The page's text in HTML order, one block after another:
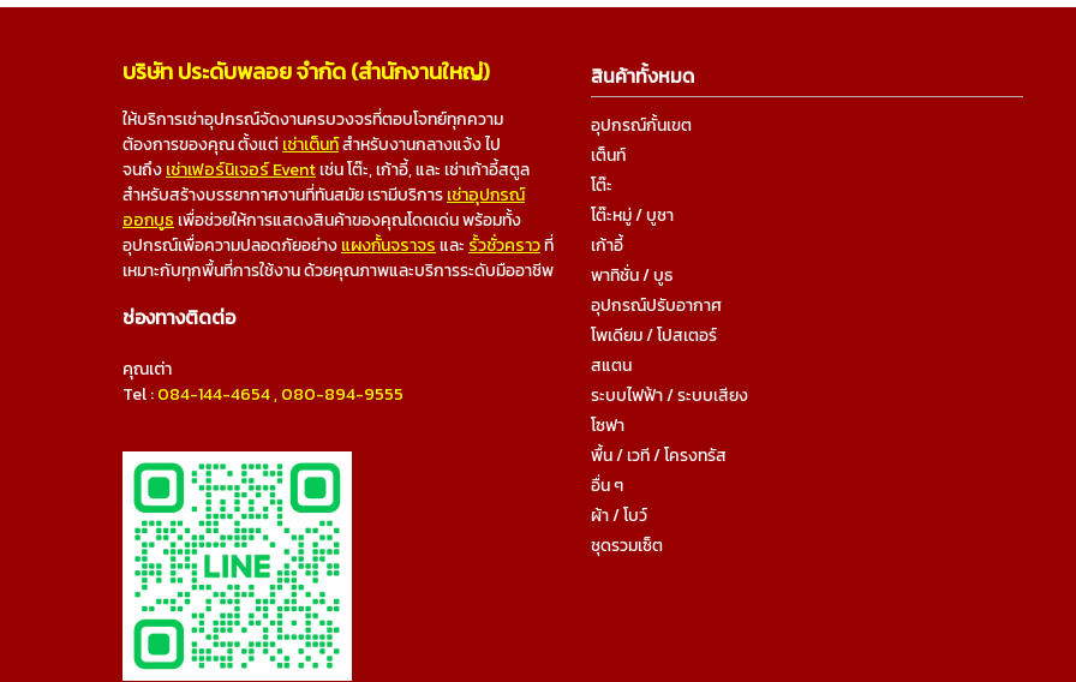
บริษัท ประดับพลอย จำกัด (สำนักงานใหญ่)
ให้บริการเช่าอุปกรณ์จัดงานครบวงจรที่ตอบโจทย์ทุกความ
ต้องการของคุณ ตั้งแต่เช่าเต็นท์สำหรับงานกลางแจ้ง ไป
จนถึงเช่าเฟอร์นิเจอร์ Eventเช่น โต๊ะ, เก้าอี้, และ เช่าเก้าอี้สตูล
สำหรับสร้างบรรยากาศงานที่ทันสมัย เรามีบริการเช่าอุปกรณ์
ออกบูธเพื่อช่วยให้การแสดงสินค้าของคุณโดดเด่น พร้อมทั้ง
อุปกรณ์เพื่อความปลอดภัยอย่างแผงกั้นจราจรและ รั้วชั่วคราวที่
เหมาะกับทุกพื้นที่การใช้งาน ด้วยคุณภาพและบริการระดับมืออาชีพ
ช่องทางติดต่อ
คุณเต่า
Tel :084-144-4654,080-894-9555
สินค้าทั้งหมด
อุปกรณ์กั้นเขต
เต็นท์
โต๊ะ
โต๊ะหมู่ / บูชา
เก้าอี้
พาทิชั่น / บูธ
อุปกรณ์ปรับอากาศ
โพเดียม / โปสเตอร์
สแตน
ระบบไฟฟ้า / ระบบเสียง
โซฟา
พื้น / เวที / โครงทรัส
อื่น ๆ
ผ้า / โบว์
ชุดรวมเซ็ต